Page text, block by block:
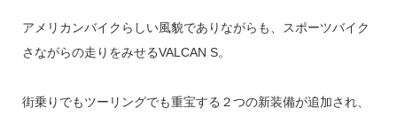
アメリカンバイクらしい風貌でありながらも、スポーツバイク
さながらの走りをみせるVALCAN S。
街乗りでもツーリングでも重宝する２つの新装備が追加され、